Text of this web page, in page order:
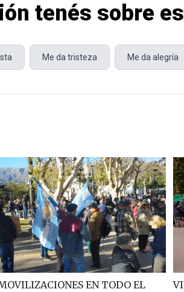
tenés sobre
Me da tristeza Me da alegría
EN TODO EL